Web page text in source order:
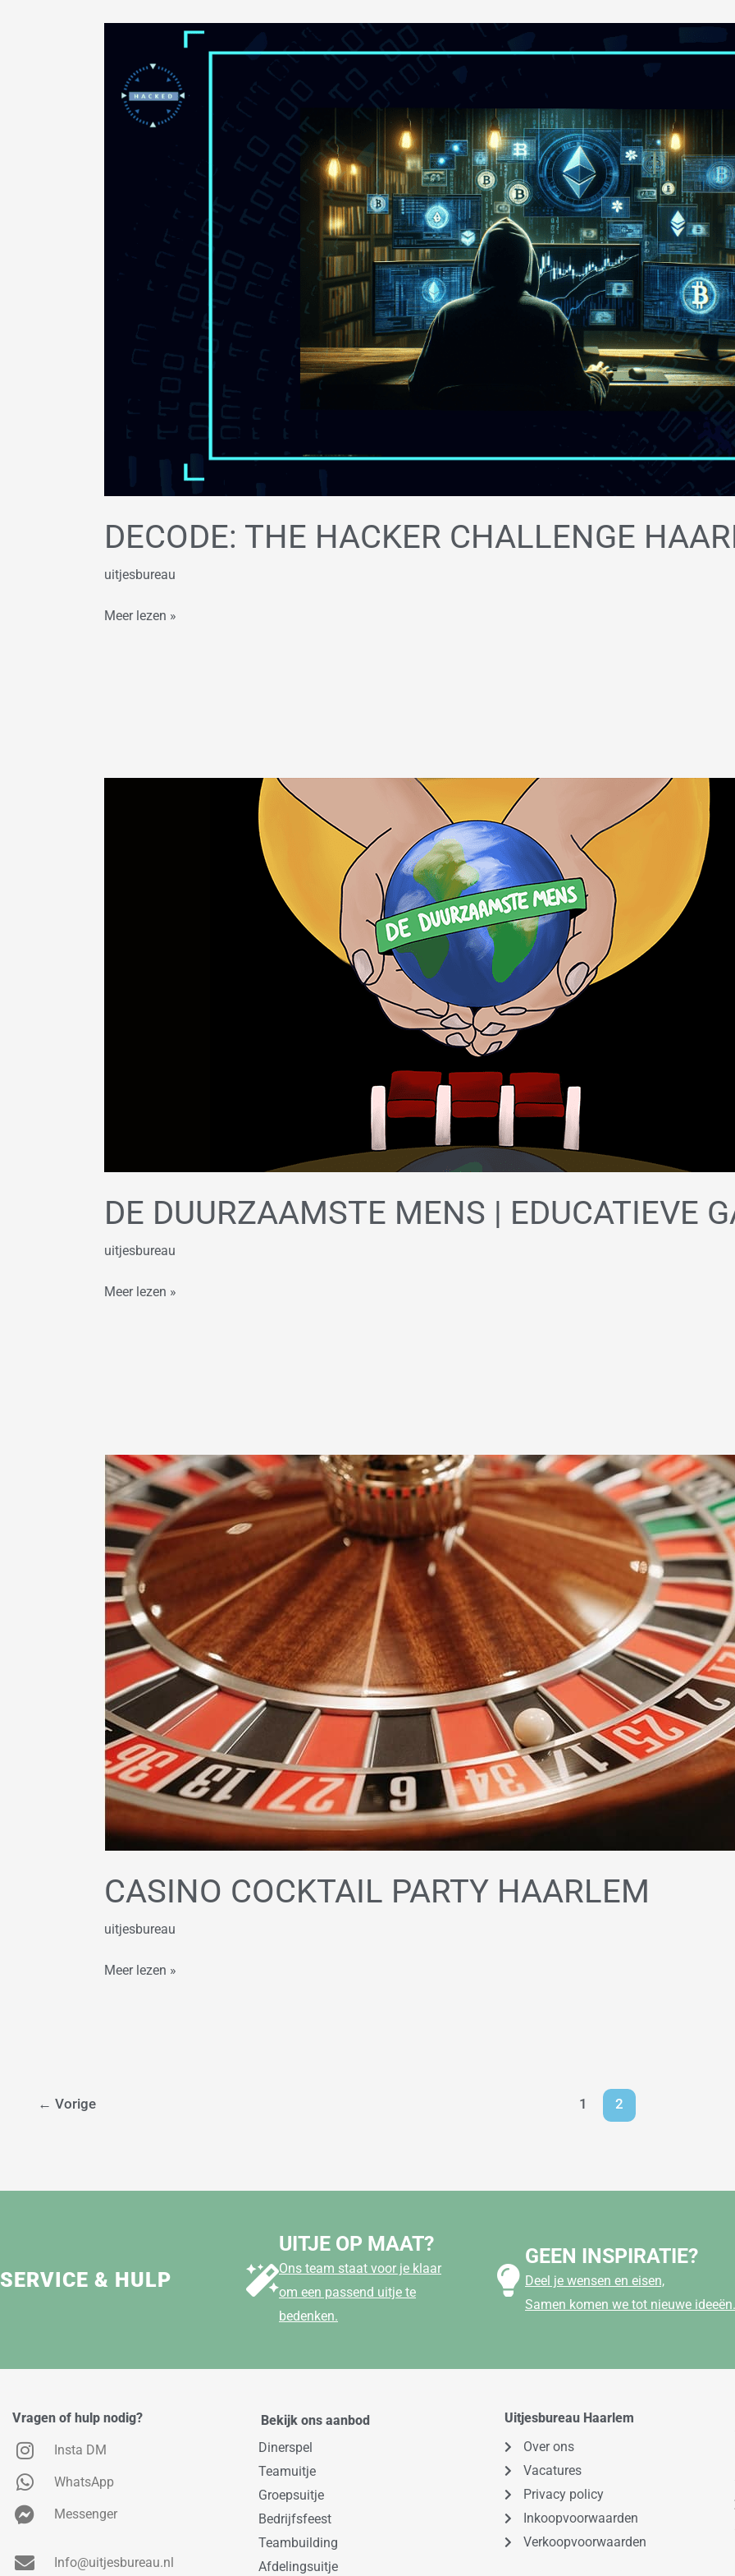
DECODE: THE HACKER CHALLENGE
uitjesbureau
Hacker
Challenge
Haarlem
Meer lezen »
DE DUURZAAMSTE MENS | EDUCATIEVE
uitjesbureau
Meer lezen »
CASINO COCKTAIL PARTY HAARLEM
uitjesbureau
Casino
Cocktail
Party
Haarlem
Meer lezen »
← Vorige 1 2
SERVICE & HULP
UITJE OP MAAT?
Ons team staat voor je klaar
om een passend uitje te
bedenken.
GEEN INSPIRATIE?
Deel je wensen en eisen,
Samen komen we tot nieuwe ideeën.
Vragen of hulp nodig?
Insta DM
WhatsApp
Messenger
Info@uitjesbureau.nl
Bekijk ons aanbod
Dinerspel
Teamuitje
Groepsuitje
Bedrijfsfeest
Teambuilding
Afdelingsuitje
Uitjesbureau Haarlem
Over ons
Vacatures
Privacy policy
Inkoopvoorwaarden
Verkoopvoorwaarden